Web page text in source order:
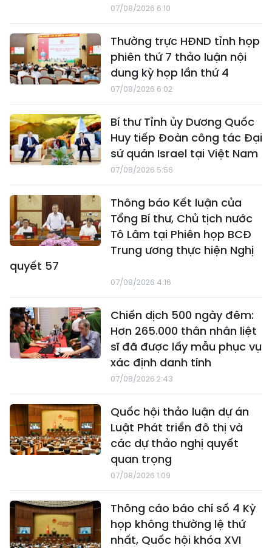
07/08/2026 6:10
Thường trực HĐND tỉnh họp
phiên thứ 7 thảo luận nội
dung kỳ họp lần thứ 4
07/08/2026 6:02
Bí thư Tỉnh ủy Dương Quốc
Huy tiếp Đoàn công tác Đại
sứ quán Israel tại Việt Nam
07/08/2026 5:56
Thông báo Kết luận của
Tổng Bí thư, Chủ tịch nước
Tô Lâm tại Phiên họp BCĐ
Trung ương thực hiện Nghị
quyết 57
07/08/2026 4:16
Chiến dịch 500 ngày đêm:
Hơn 265.000 thân nhân liệt
sĩ đã được lấy mẫu phục vụ
xác định danh tính
07/08/2026 2:43
Quốc hội thảo luận dự án
Luật Phát triển đô thị và
các dự thảo nghị quyết
quan trọng
07/08/2026 1:09
Thông cáo báo chí số 4 Kỳ
họp không thường lệ thứ
nhất, Quốc hội khóa XVI